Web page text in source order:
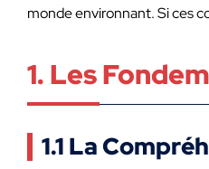
monde environnant. Si ces
1. Les
1.1 La